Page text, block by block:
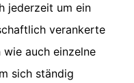
jederzeit um ein
verankerte
wie auch einzelne
sich ständig